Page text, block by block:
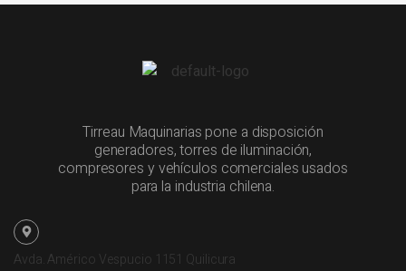
Tirreau Maquinarias pone a disposición
generadores, torres de iluminación,
compresores y vehículos comerciales usados
para la industria chilena.
Avda. Américo Vespucio 1151 Quilicura